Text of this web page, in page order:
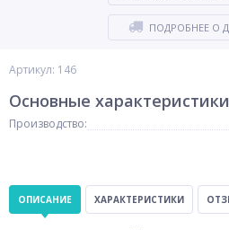
Артикул: 146
ПОДРОБНЕЕ О
Основные характеристики
Производство:
ОПИСАНИЕ ХАРАКТЕРИСТИКИ